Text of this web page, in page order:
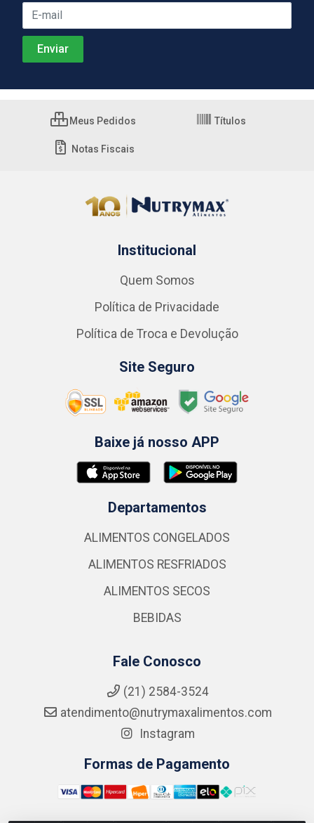
Meus Pedidos Títulos
Notas Fiscais
Institucional
Quem Somos
Política de Privacidade
Política de Troca e Devolução
Site Seguro
Baixe já nosso APP
Departamentos
ALIMENTOS CONGELADOS
ALIMENTOS RESFRIADOS
ALIMENTOS SECOS
BEBIDAS
Fale Conosco
(21) 2584-3524
atendimento@nutrymaxalimentos.com
Instagram
Formas de Pagamento